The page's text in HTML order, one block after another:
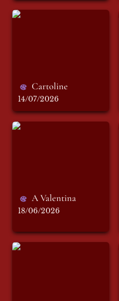
Cartoline
Cartoline
14/07/2026
A Valentina
A Valentina
18/06/2026
Violetta di Parma: